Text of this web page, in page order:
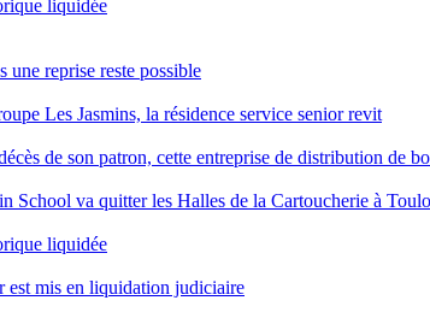
liquidée
reprise reste possible
Les Jasmins, la résidence service senior revit
de son patron, cette entreprise de distribution de
School va quitter les Halles de la Cartoucherie à
liquidée
est mis en liquidation judiciaire